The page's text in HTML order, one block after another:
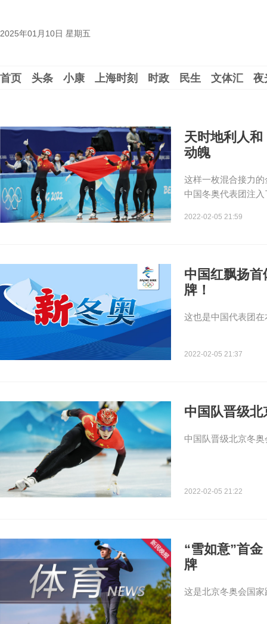
2025年01月10日 星期五
首页 头条 小康 上海时刻 时政 民生 文体汇 夜
天时地利人
动魄
这样一枚混合接力
中国冬奥代表团注
2022-02-05 21:59
中国红飘扬
牌！
这也是中国代表团
2022-02-05 21:37
中国队晋级
中国队晋级北京冬
2022-02-05 21:22
“雪如意”首
牌
这是北京冬奥会国